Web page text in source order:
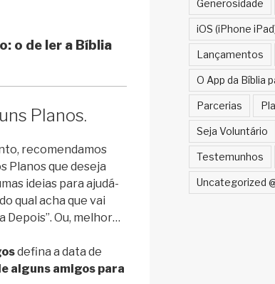
o de ler a Bíblia
Planos.
recomendamos
Planos que deseja
ideias para ajudá-
qual acha que vai
Depois”. Ou, melhor…
defina a data de
alguns amigos para
Generosidade
iOS (iPhone
Lançamentos
O App da Bíblia
Parcerias
Seja Voluntário
Testemunhos
Uncategorized